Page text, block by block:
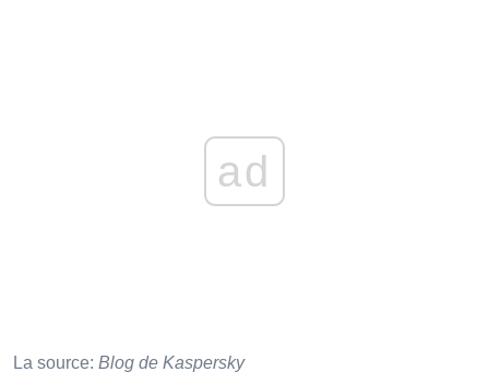
ad
La source: Blog de Kaspersky